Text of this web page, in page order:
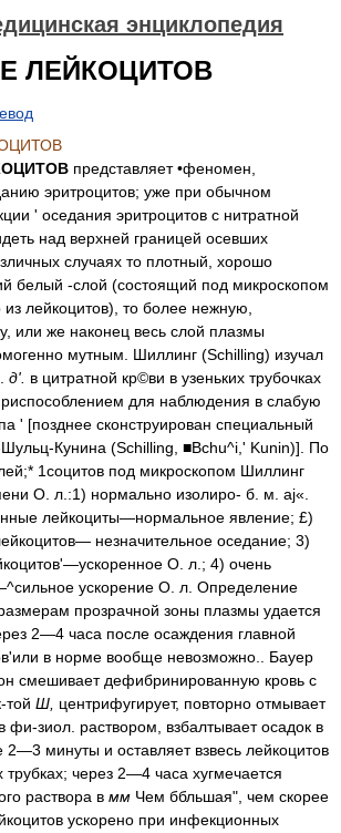
энциклопедия
ЛЕЙКОЦИТОВ
представляет•феномен,
эритроцитов; уже при обычном
' оседания эритроцитов с нитратной
над верхней границей осевших
случаях то плотный, хорошо
белый -слой (состоящий под микроскопом
лейкоцитов), то более нежную,
или же наконец весь слой плазмы
мутным. Шиллинг (Schilling) изучал
д'. в цитратной кр©ви в узеньких трубочках
для наблюдения в слабую
' [позднее сконструирован специальный
Кунина (Schilling, ■Bchu^i,' Kunin)]. По
1социтов под микроскопом Шиллинг
О. л.:1) нормально изолиро- б. м. aj«.
лейкоциты—нормальное явление; £)
незначительное оседание; 3)
О. л.; 4) очень
ускорение О. л. Определение
прозрачной зоны плазмы удается
2—4 часа после осаждения главной
в норме вообще невозможно.. Бауер
смешивает дефибринированную кровь с
той Ш, центрифугирует, повторно отмывает
фи-зиол. раствором, взбалтывает осадок в
минуты и оставляет взвесь лейкоцитов
трубках; через 2—4 часа хугмечается
раствора в мм Чем ббльшая", чем скорее
ускорено при инфекционных